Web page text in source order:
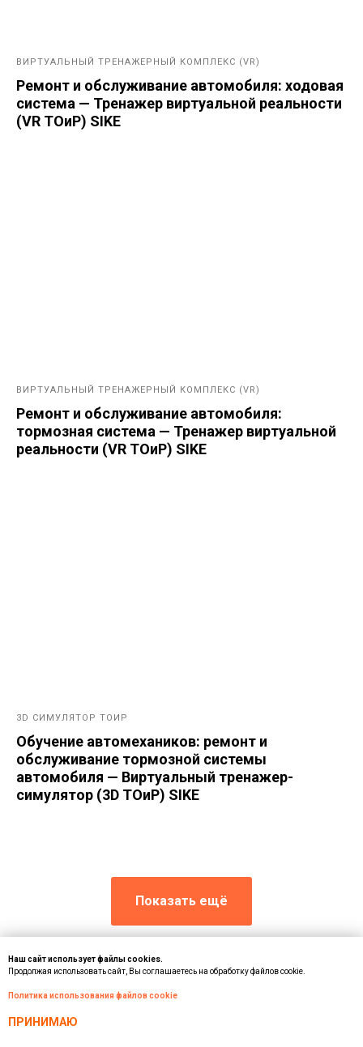
ВИРТУАЛЬНЫЙ ТРЕНАЖЕРНЫЙ КОМПЛЕКС (VR)
Ремонт и обслуживание автомобиля: ходовая
система — Тренажер виртуальной реальности
(VR ТОиР) SIKE
ВИРТУАЛЬНЫЙ ТРЕНАЖЕРНЫЙ КОМПЛЕКС (VR)
Ремонт и обслуживание автомобиля:
тормозная система — Тренажер виртуальной
реальности (VR ТОиР) SIKE
3D СИМУЛЯТОР ТОИР
Обучение автомехаников: ремонт и
обслуживание тормозной системы
автомобиля — Виртуальный тренажер-
симулятор (3D ТОиР) SIKE
Показать ещё
Наш сайт использует файлы cookies.
Продолжая использовать сайт, Вы соглашаетесь на обработку файлов cookie.
Политика использования файлов cookie
ПРИНИМАЮ
справочный характер и не является публичной офертой,